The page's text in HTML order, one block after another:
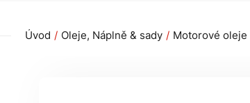
Úvod Oleje, Náplně & sady Motorové oleje